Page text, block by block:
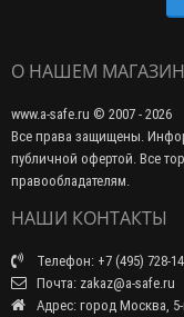
О НАШЕМ
www.a-safe.ru © 2007 - 2026
Все права защищены.
публичной офертой. Все
правообладателям.
НАШИ КОНТАКТЫ
Телефон: +7 (495) 728-
Почта: zakaz@a-safe.ru
Адрес: город Москва,